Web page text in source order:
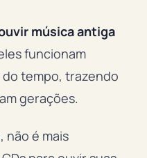
música antiga
funcionam
tempo, trazendo
gerações.
não é mais